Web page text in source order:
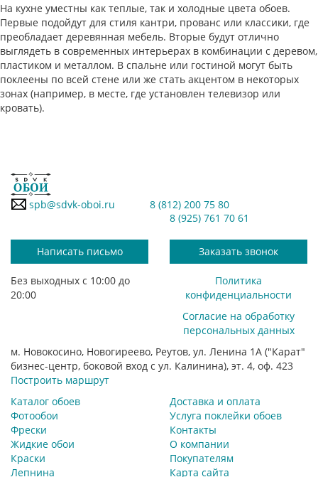
На кухне уместны как теплые, так и холодные цвета обоев.
Первые подойдут для стиля кантри, прованс или классики, где
преобладает деревянная мебель. Вторые будут отлично
выглядеть в современных интерьерах в комбинации с деревом,
пластиком и металлом. В спальне или гостиной могут быть
поклеены по всей стене или же стать акцентом в некоторых
зонах (например, в месте, где установлен телевизор или
кровать).
spb@sdvk-oboi.ru
8 (812) 200 75 80
8 (925) 761 70 61
Написать письмо Заказать звонок
Без выходных с 10:00 до
20:00
Политика
конфиденциальности
Согласие на обработку
персональных данных
м. Новокосино, Новогиреево, Реутов, ул. Ленина 1А ("Карат"
бизнес-центр, боковой вход с ул. Калинина), эт. 4, оф. 423
Построить маршрут
Каталог обоев
Фотообои
Фрески
Жидкие обои
Краски
Лепнина
Доставка и оплата
Услуга поклейки обоев
Контакты
О компании
Покупателям
Карта сайта